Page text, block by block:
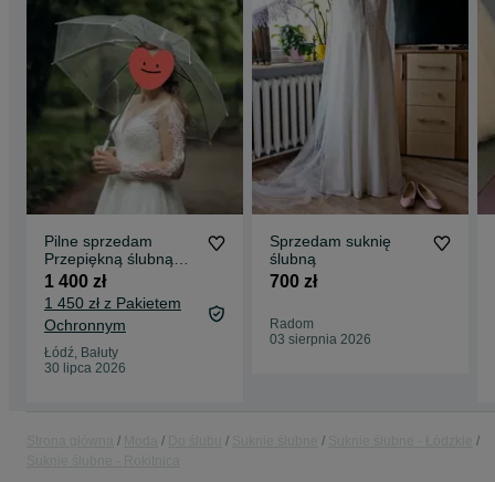
Pilne sprzedam
Przepiękną ślubną
sukienką
1 400 zł
1 450 zł z Pakietem
Ochronnym
Łódź, Bałuty
30 lipca 2026
Sprzedam suknię
ślubną
700 zł
Radom
03 sierpnia 2026